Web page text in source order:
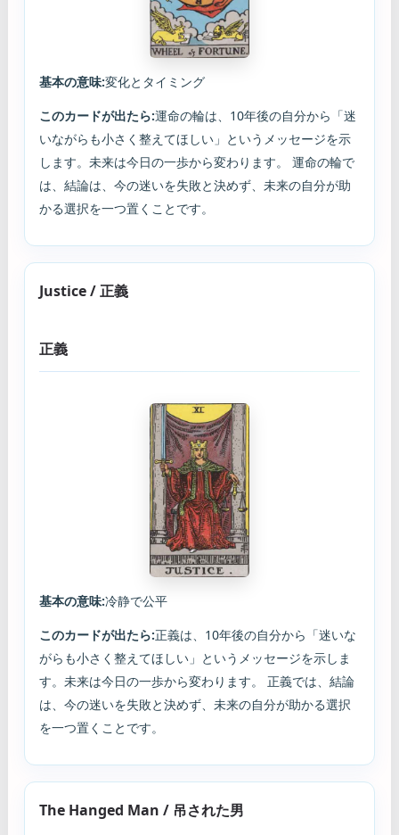
基本の意味:変化とタイミング
このカードが出たら:運命の輪は、10年後の自分から「迷
いながらも小さく整えてほしい」というメッセージを示
します。未来は今日の一歩から変わります。 運命の輪で
は、結論は、今の迷いを失敗と決めず、未来の自分が助
かる選択を一つ置くことです。
Justice / 正義
正義
基本の意味:冷静で公平
このカードが出たら:正義は、10年後の自分から「迷いな
がらも小さく整えてほしい」というメッセージを示しま
す。未来は今日の一歩から変わります。 正義では、結論
は、今の迷いを失敗と決めず、未来の自分が助かる選択
を一つ置くことです。
The Hanged Man / 吊された男